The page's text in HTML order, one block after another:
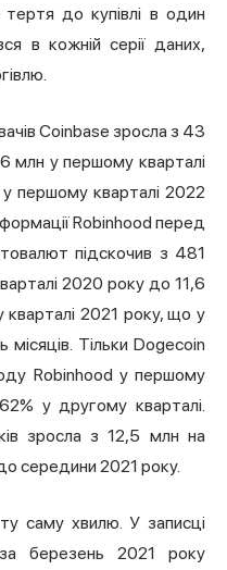
тертя до купівлі в один
в кожній серії даних,
Coinbase зросла з 43
млн у першому кварталі
першому кварталі 2022
Robinhood перед
підскочив з 481
2020 року до 11,6
2021 року, що у
Тільки Dogecoin
Robinhood у першому
у другому кварталі.
зросла з 12,5 млн на
середини 2021 року.
саму хвилю. У записці
березень 2021 року